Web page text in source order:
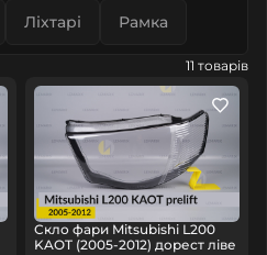
Ліхтарі Рамка
11 товарів
Скло фари Mitsubishi L200
KAOT (2005-2012) дорест ліве